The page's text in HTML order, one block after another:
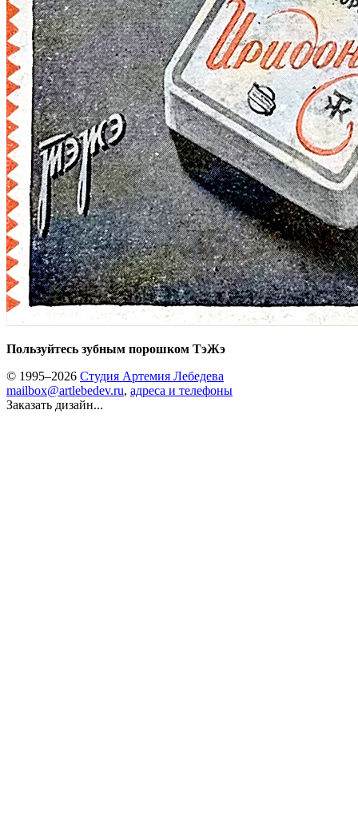
Пользуйтесь зубным порошком ТэЖэ
© 1995–2026 Студия Артемия Лебедева
mailbox@artlebedev.ru, адреса и телефоны
Заказать дизайн...